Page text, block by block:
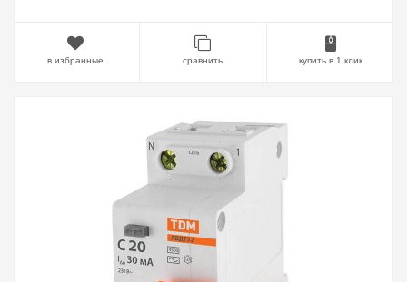
в избранные сравнить купить в 1 клик